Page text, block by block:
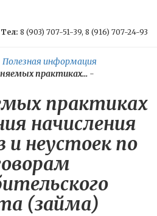
Тел: 8 (903) 707-51-39, 8 (916) 707-24-93
Полезная информация
практиках...-
практиках
начисления
и неустоек по
(займа)